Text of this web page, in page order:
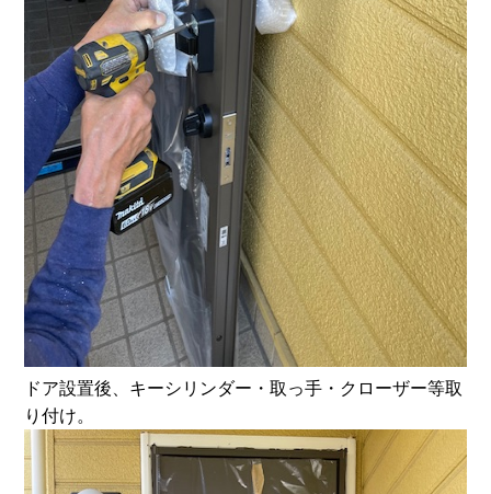
ドア設置後、キーシリンダー・取っ手・クローザー等取
り付け。